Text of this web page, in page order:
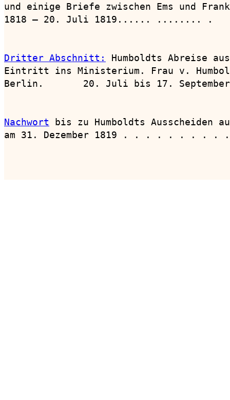
und einige Briefe zwischen Ems und
1818 — 20. Juli 1819...... ........ .
Dritter Abschnitt:
Humboldts Abreise
Eintritt ins Ministerium. Frau v.
Berlin.       20. Juli bis 17.
Nachwort bis zu Humboldts Ausscheiden
am 31. Dezember 1819 . . . . . . .